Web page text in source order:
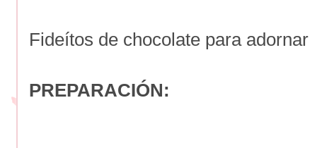
Fideítos de chocolate para adornar
PREPARACIÓN: